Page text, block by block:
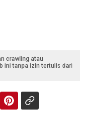
crawling atau
ini tanpa izin tertulis dari